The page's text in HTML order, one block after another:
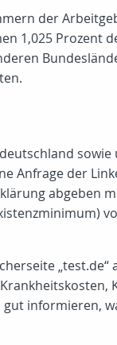
der
1,025 Prozent
sowie
Anfrage der
abgeben
„test.de“
informieren,